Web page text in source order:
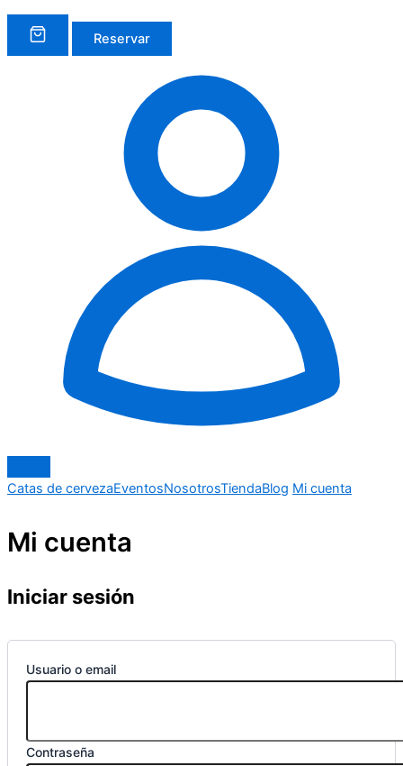
Reservar
Catas de cervezaEventosNosotrosTiendaBlog Mi cuenta
Mi cuenta
Iniciar sesión
Usuario o email
Contraseña